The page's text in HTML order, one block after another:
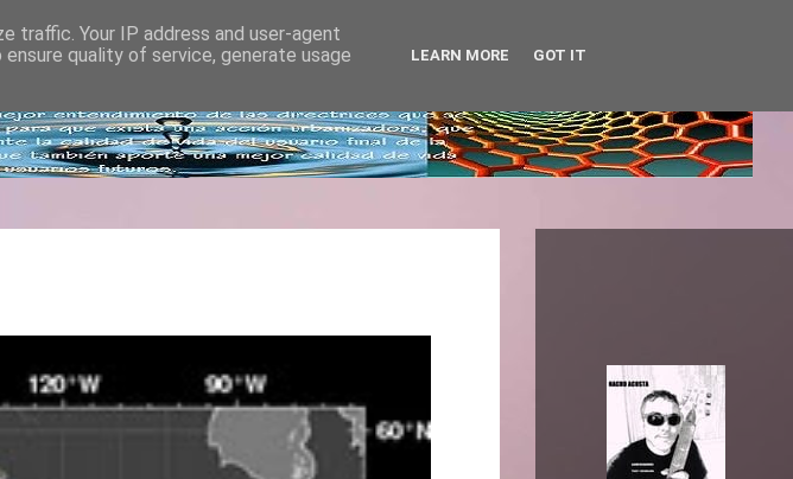
traffic. Your IP address and user-agent
quality of service, generate usage
LEARN MORE GOT IT